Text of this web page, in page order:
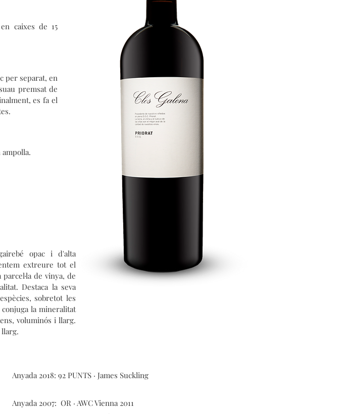
caixes de 15
per separat, en
premsat de
es fa el
ampolla.
opac i d'alta
extreure tot el
de vinya, de
Destaca la seva
sobretot les
la mineralitat
voluminós i llarg.
Anyada2018: 92 PUNTS · James Suckling
Anyada2007: OR · AWC Vienna 2011